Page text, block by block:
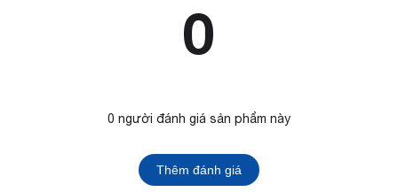
0
0 người đánh giá sản phẩm này
Thêm đánh giá